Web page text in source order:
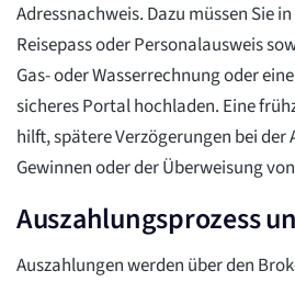
Adressnachweis. Dazu müssen Sie
Reisepass oder Personalausweis
Gas- oder Wasserrechnung oder
sicheres Portal hochladen. Eine
hilft, spätere Verzögerungen bei der
Gewinnen oder der Überweisung
Auszahlungsprozess
Auszahlungen werden über den